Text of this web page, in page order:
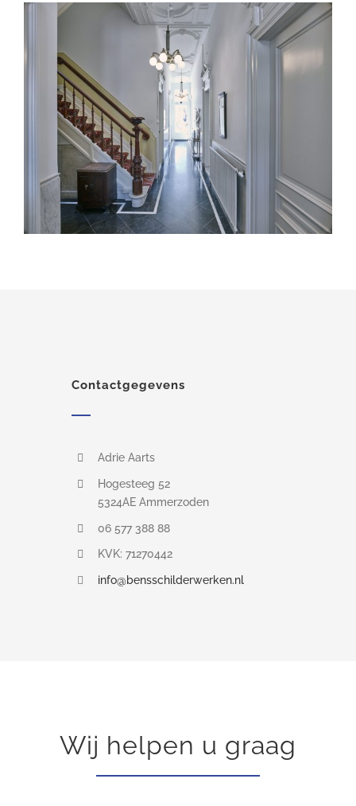
Image
Contactgegevens
Adrie Aarts
Hogesteeg 52
5324AE Ammerzoden
06 577 388 88
KVK: 71270442
info@bensschilderwerken.nl
Wij helpen u graag